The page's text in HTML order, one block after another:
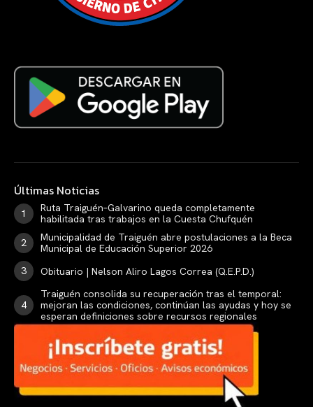
Últimas Noticias
Ruta Traiguén–Galvarino queda completamente
habilitada tras trabajos en la Cuesta Chufquén
Municipalidad de Traiguén abre postulaciones a la Beca
Municipal de Educación Superior 2026
Obituario | Nelson Aliro Lagos Correa (Q.E.P.D.)
Traiguén consolida su recuperación tras el temporal:
mejoran las condiciones, continúan las ayudas y hoy se
esperan definiciones sobre recursos regionales